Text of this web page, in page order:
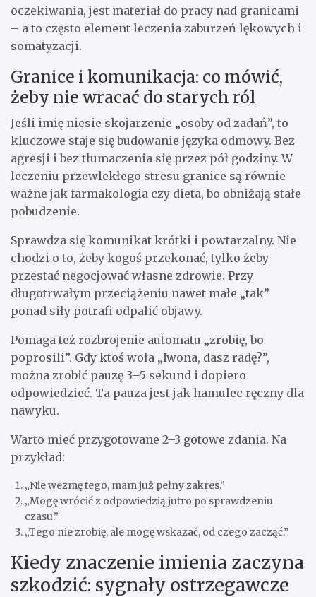
oczekiwania, jest materiał do pracy nad granicami
– a to często element leczenia zaburzeń lękowych i
somatyzacji.
Granice i komunikacja: co mówić,
żeby nie wracać do starych ról
Jeśli imię niesie skojarzenie „osoby od zadań”, to
kluczowe staje się budowanie języka odmowy. Bez
agresji i bez tłumaczenia się przez pół godziny. W
leczeniu przewlekłego stresu granice są równie
ważne jak farmakologia czy dieta, bo obniżają stałe
pobudzenie.
Sprawdza się komunikat krótki i powtarzalny. Nie
chodzi o to, żeby kogoś przekonać, tylko żeby
przestać negocjować własne zdrowie. Przy
długotrwałym przeciążeniu nawet małe „tak”
ponad siły potrafi odpalić objawy.
Pomaga też rozbrojenie automatu „zrobię, bo
poprosili”. Gdy ktoś woła „Iwona, dasz radę?”,
można zrobić pauzę 3–5 sekund i dopiero
odpowiedzieć. Ta pauza jest jak hamulec ręczny dla
nawyku.
Warto mieć przygotowane 2–3 gotowe zdania. Na
przykład:
„Nie wezmę tego, mam już pełny zakres.”
„Mogę wrócić z odpowiedzią jutro po sprawdzeniu
czasu.”
„Tego nie zrobię, ale mogę wskazać, od czego zacząć.”
Kiedy znaczenie imienia zaczyna
szkodzić: sygnały ostrzegawcze